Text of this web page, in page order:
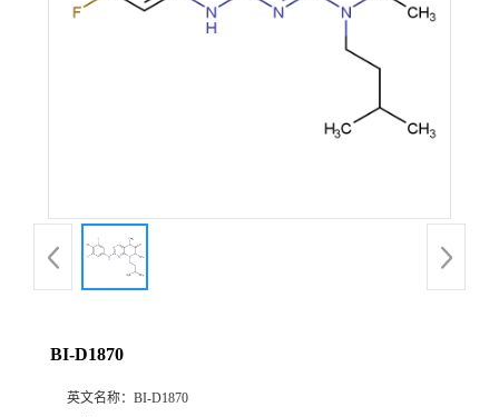
BI-D1870
英文名称： BI-D1870